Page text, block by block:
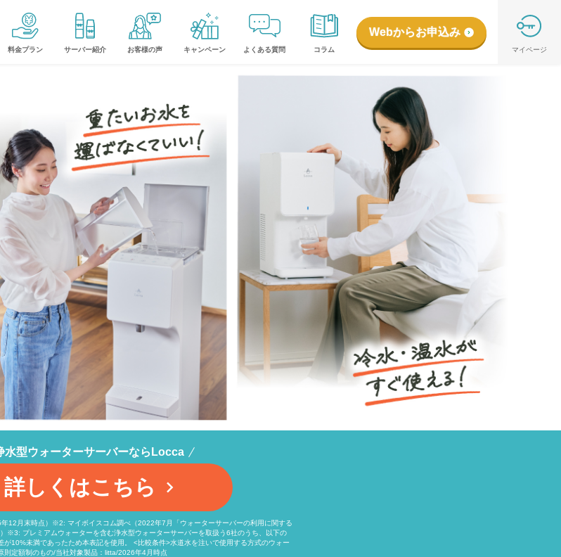
料金プラン サーバー紹介 お客様の声 キャンペーン よくある質問 コラム
Webからお申込み
マイページ
水型ウォーターサーバーならLocca
詳しくはこちら
12月末時点）※2: マイボイスコム調べ（2022年7月「ウォーターサーバーの利用に関する
※3: プレミアムウォーターを含む浄水型ウォーターサーバーを取扱う6社のうち、以下の
が10%未満であったため本表記を使用。 <比較条件>水道水を注いで使用する方式のウォー
則定額制のもの/当社対象製品：litta/2026年4月時点